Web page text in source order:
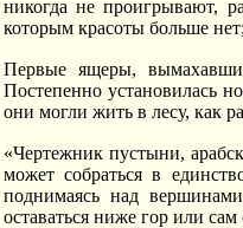
никогда не проигрывают,
которым красоты больше нет;
Первые ящеры,
Постепенно установилась
они могли жить в лесу, как
«Чертежник пустыни,
может собраться в
поднимаясь над
оставаться ниже гор или